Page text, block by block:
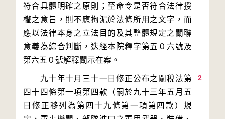
符合具體明確之原則；至命令是否符合法律授
權之意旨，則不應拘泥於法條所用之文字，而
應以法律本身之立法目的及其整體規定之關聯
意義為綜合判斷，迭經本院釋字第五０六號及
2
九十年十月三十一日修正公布之關稅法第
四十四條第一項第四款（嗣於九十三年五月五
日修正移列為第四十九條第一項第四款）規